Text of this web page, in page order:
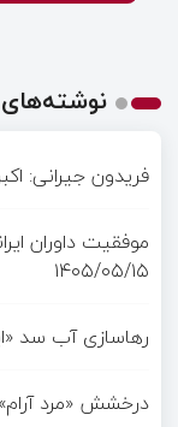
نوشته‌های
فریدون جیرانی:
موفقیت داوران
۱۴۰۵/۰۵/۱۵
رهاسازی آب سد
درخشش «مرد آرام»